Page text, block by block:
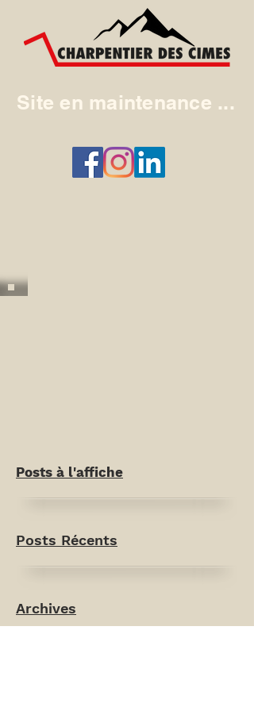
Site en maintenance ...
Posts à l'affiche
Posts Récents
Archives